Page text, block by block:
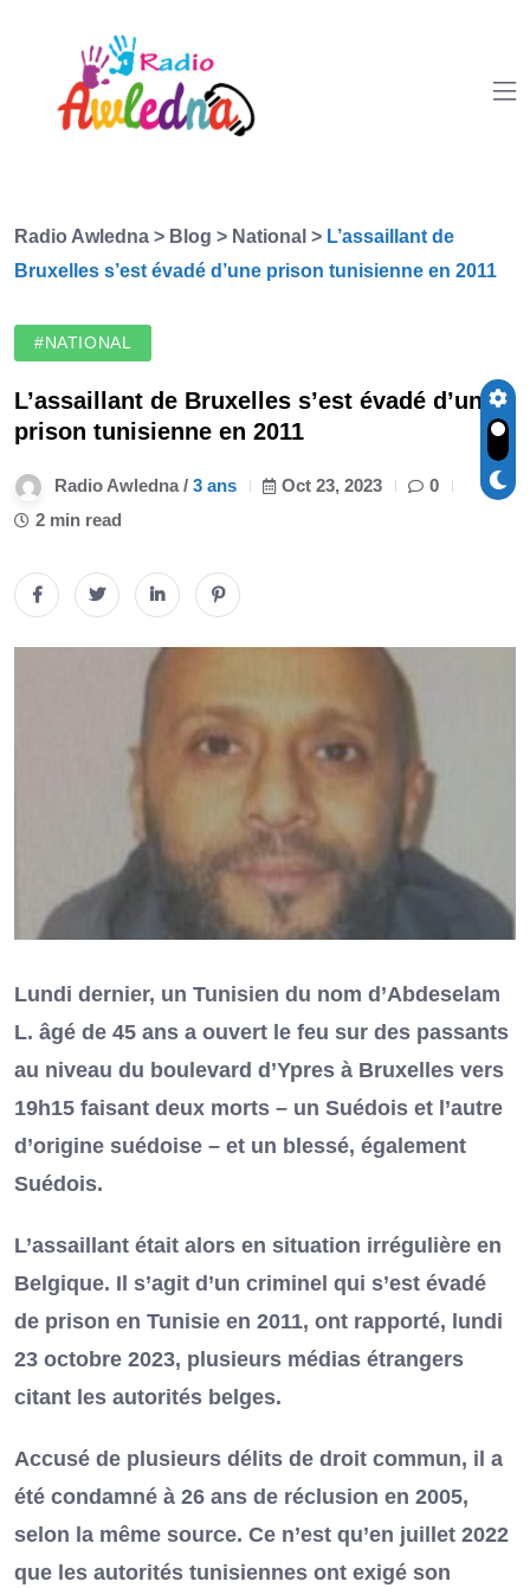
Radio Awledna > Blog > National > L’assaillant de
Bruxelles s’est évadé d’une prison tunisienne en 2011
#NATIONAL
L’assaillant de Bruxelles s’est évadé d’une
prison tunisienne en 2011
Radio Awledna / 3 ans Oct 23, 2023
0
2 min read
Lundi dernier, un Tunisien du nom d’Abdeselam
L. âgé de 45 ans a ouvert le feu sur des passants
au niveau du boulevard d’Ypres à Bruxelles vers
19h15 faisant deux morts – un Suédois et l’autre
d’origine suédoise – et un blessé, également
Suédois.
L’assaillant était alors en situation irrégulière en
Belgique. Il s’agit d’un criminel qui s’est évadé
de prison en Tunisie en 2011, ont rapporté, lundi
23 octobre 2023, plusieurs médias étrangers
citant les autorités belges.
Accusé de plusieurs délits de droit commun, il a
été condamné à 26 ans de réclusion en 2005,
selon la même source. Ce n’est qu’en juillet 2022
que les autorités tunisiennes ont exigé son